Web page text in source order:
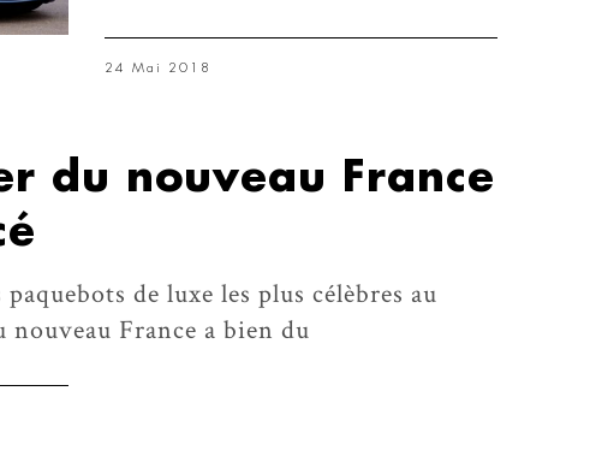
24 Mai 2018
du nouveau France
de luxe les plus célèbres au
France a bien du